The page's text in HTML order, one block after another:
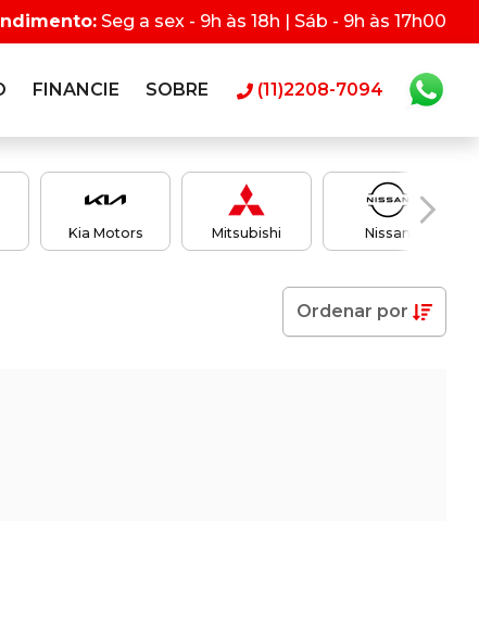
Seg a sex - 9h às 18h | Sáb - 9h às 17h00
FINANCIE SOBRE (11)2208-7094
Kia Motors Mitsubishi Nissan
Ordenar por